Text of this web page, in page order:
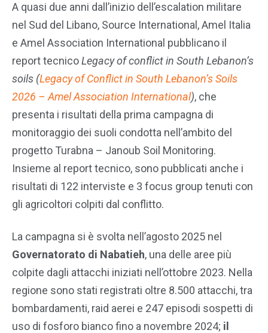
A quasi due anni dall’inizio dell’escalation militare
nel Sud del Libano, Source International, Amel Italia
e Amel Association International pubblicano il
report tecnicoLegacy of conflict in South Lebanon’s
soils (Legacy of Conflict in South Lebanon’s Soils
2026 – Amel Association International), che
presenta i risultati della prima campagna di
monitoraggio dei suoli condotta nell’ambito del
progetto Turabna – Janoub Soil Monitoring.
Insieme al report tecnico, sono pubblicati anche i
risultati di 122 interviste e 3 focus group tenuti con
gli agricoltori colpiti dal conflitto.
La campagna si è svolta nell’agosto 2025 nel
Governatorato di Nabatieh, una delle aree più
colpite dagli attacchi iniziati nell’ottobre 2023. Nella
regione sono stati registrati oltre 8.500 attacchi, tra
bombardamenti, raid aerei e 247 episodi sospetti di
uso di fosforo bianco fino a novembre 2024; il